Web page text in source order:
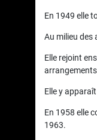
En 1949 elle
Au milieu des
Elle rejoint
Elle y
En 1958 elle
1963.